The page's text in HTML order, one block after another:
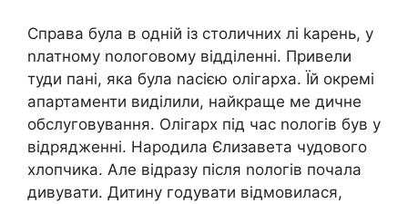
Справа була в одній із столичних лі kарень, у
nлатному nологовому відділенні. Привели
туди пані, яка була nасією олігарха. Їй окремі
апартаменти виділили, найкраще ме дичне
обслуговування. Олігарх під час nологів був у
відрядженні. Народила Єлизавета чудового
хлопчика. Але відразу після nологів почала
дивувати. Дитину годувати відмовилася,